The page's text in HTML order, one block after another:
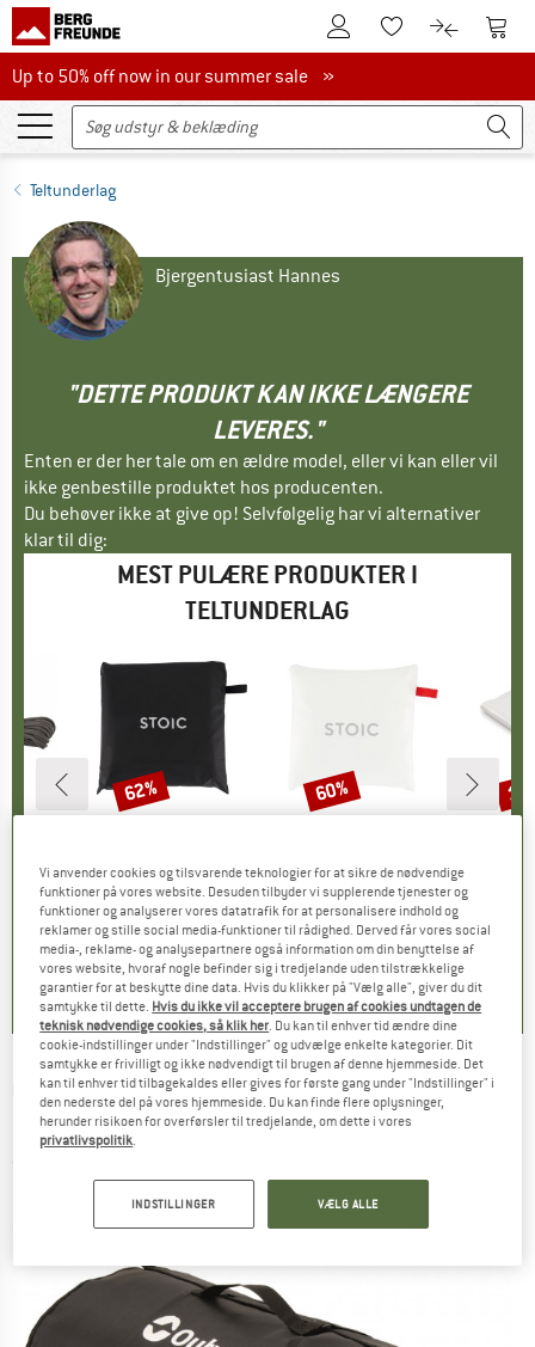
Til kundekontoenTil huskesedlen.
Til Til
Up to 50% off now in our summer sale
Up to 50% off now in our summer sale »
Teltunderlag
Bjergentusiast Hannes
"DETTE PRODUKT KAN IKKE LÆNGERE
LEVERES."
Enten er der her tale om en ældre model, eller vi kan eller vil
ikke genbestille produktet hos producenten.
Du behøver ikke at give op! Selvfølgelig har vi alternativer
klar til dig:
MEST PULÆRE PRODUKTER I
TELTUNDERLAG
pris
Produktgruppe
Teltunderlag
Pris
44,95 € Nedsat pris
fra 17,08 €
4,0(1)
Rabat
62%
Produktgruppe
Teltunderlag
Pris
64,95 € Nedsat pris
fra25,98 €
4,0(1)
Rabat
60%
OUTWELL - Flat Woven Carpet Milestone
Dash/Shade - Teltunderlag
Vi anvender cookies og tilsvarende teknologier for at sikre de nødvendige
funktioner på vores website. Desuden tilbyder vi supplerende tjenester og
funktioner og analyserer vores datatrafik for at personalisere indhold og
reklamer og stille social media-funktioner til rådighed. Derved får vores social
media-, reklame- og analysepartnere også information om din benyttelse af
vores website, hvoraf nogle befinder sig i tredjelande uden tilstrækkelige
garantier for at beskytte dine data. Hvis du klikker på "Vælg alle", giver du dit
samtykke til dette. Hvis du ikke vil acceptere brugen af cookies undtagen de
teknisk nødvendige cookies, så klik her . Du kan til enhver tid ændre dine
cookie-indstillinger under "Indstillinger" og udvælge enkelte kategorier. Dit
samtykke er frivilligt og ikke nødvendigt til brugen af denne hjemmeside. Det
kan til enhver tid tilbagekaldes eller gives for første gang under "Indstillinger" i
den nederste del på vores hjemmeside. Du kan finde flere oplysninger,
herunder risikoen for overførsler til tredjelande, om dette i vores
privatlivspolitik
INDSTILLINGER VÆLG ALLE